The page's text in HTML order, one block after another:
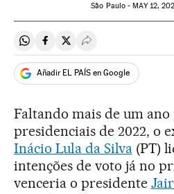
São Paulo -MAY12,
Compartir en Whatsapp
Compartir en Facebook
Compartir en Twitter
Desplegar Redes
Añadir EL PAÍS en Google
Faltando mais de um ano
presidenciais de 2022, o
Inácio Lula da Silva(PT)
intenções de voto já no
venceria o presidente